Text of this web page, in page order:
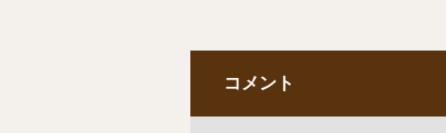
コメント